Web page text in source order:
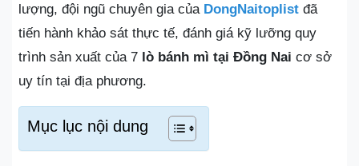
lượng, đội ngũ chuyên gia của DongNaitoplist đã
tiến hành khảo sát thực tế, đánh giá kỹ lưỡng quy
trình sản xuất của 7 lò bánh mì tại Đồng Nai cơ sở
uy tín tại địa phương.
Mục lục nội dung